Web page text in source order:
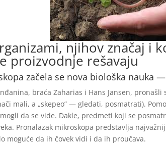
njihov značaj i
proizvodnje rešavaju
začela se nova biološka nauka
braća Zaharias i Hans Jansen,
mali, a „skepeo” — gledati, posmatrati).
da se vide. Dakle, predmeti koji se
Pronalazak mikroskopa predstavlja
moguće da ih čovek vidi i da ih proučava.